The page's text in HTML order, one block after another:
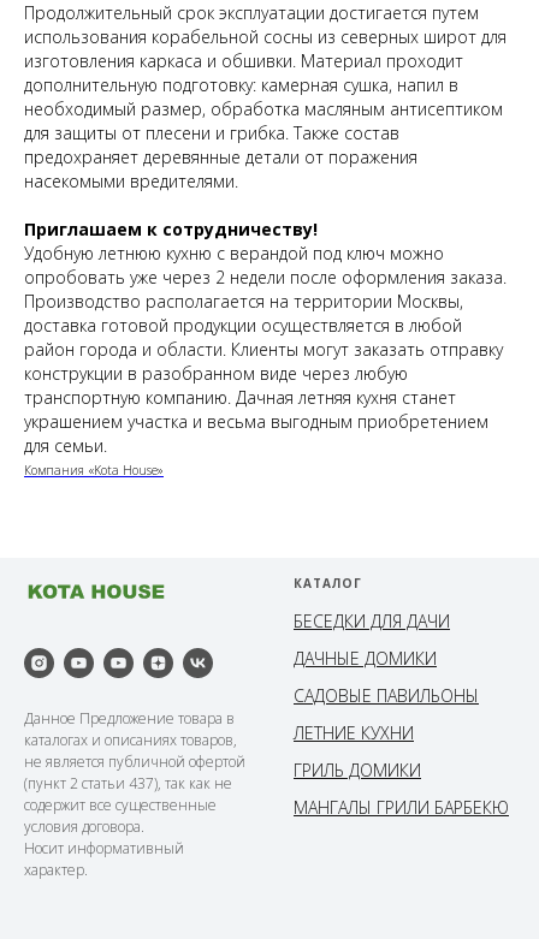
Продолжительный срок эксплуатации достигается путем
использования корабельной сосны из северных широт для
изготовления каркаса и обшивки. Материал проходит
дополнительную подготовку: камерная сушка, напил в
необходимый размер, обработка масляным антисептиком
для защиты от плесени и грибка. Также состав
предохраняет деревянные детали от поражения
насекомыми вредителями.
Приглашаем к сотрудничеству!
Удобную летнюю кухню с верандой под ключ можно
опробовать уже через 2 недели после оформления заказа.
Производство располагается на территории Москвы,
доставка готовой продукции осуществляется в любой
район города и области. Клиенты могут заказать отправку
конструкции в разобранном виде через любую
транспортную компанию. Дачная летняя кухня станет
украшением участка и весьма выгодным приобретением
для семьи.
Компания «Kota House»
Данное Предложение товара в
каталогах и описаниях товаров,
не является публичной офертой
(пункт 2 статьи 437), так как не
содержит все существенные
условия договора.
Носит информативный
характер.
КАТАЛОГ
БЕСЕДКИ ДЛЯ ДАЧИ
ДАЧНЫЕ ДОМИКИ
САДОВЫЕ ПАВИЛЬОНЫ
ЛЕТНИЕ КУХНИ
ГРИЛЬ ДОМИКИ
МАНГАЛЫ ГРИЛИ БАРБЕКЮ